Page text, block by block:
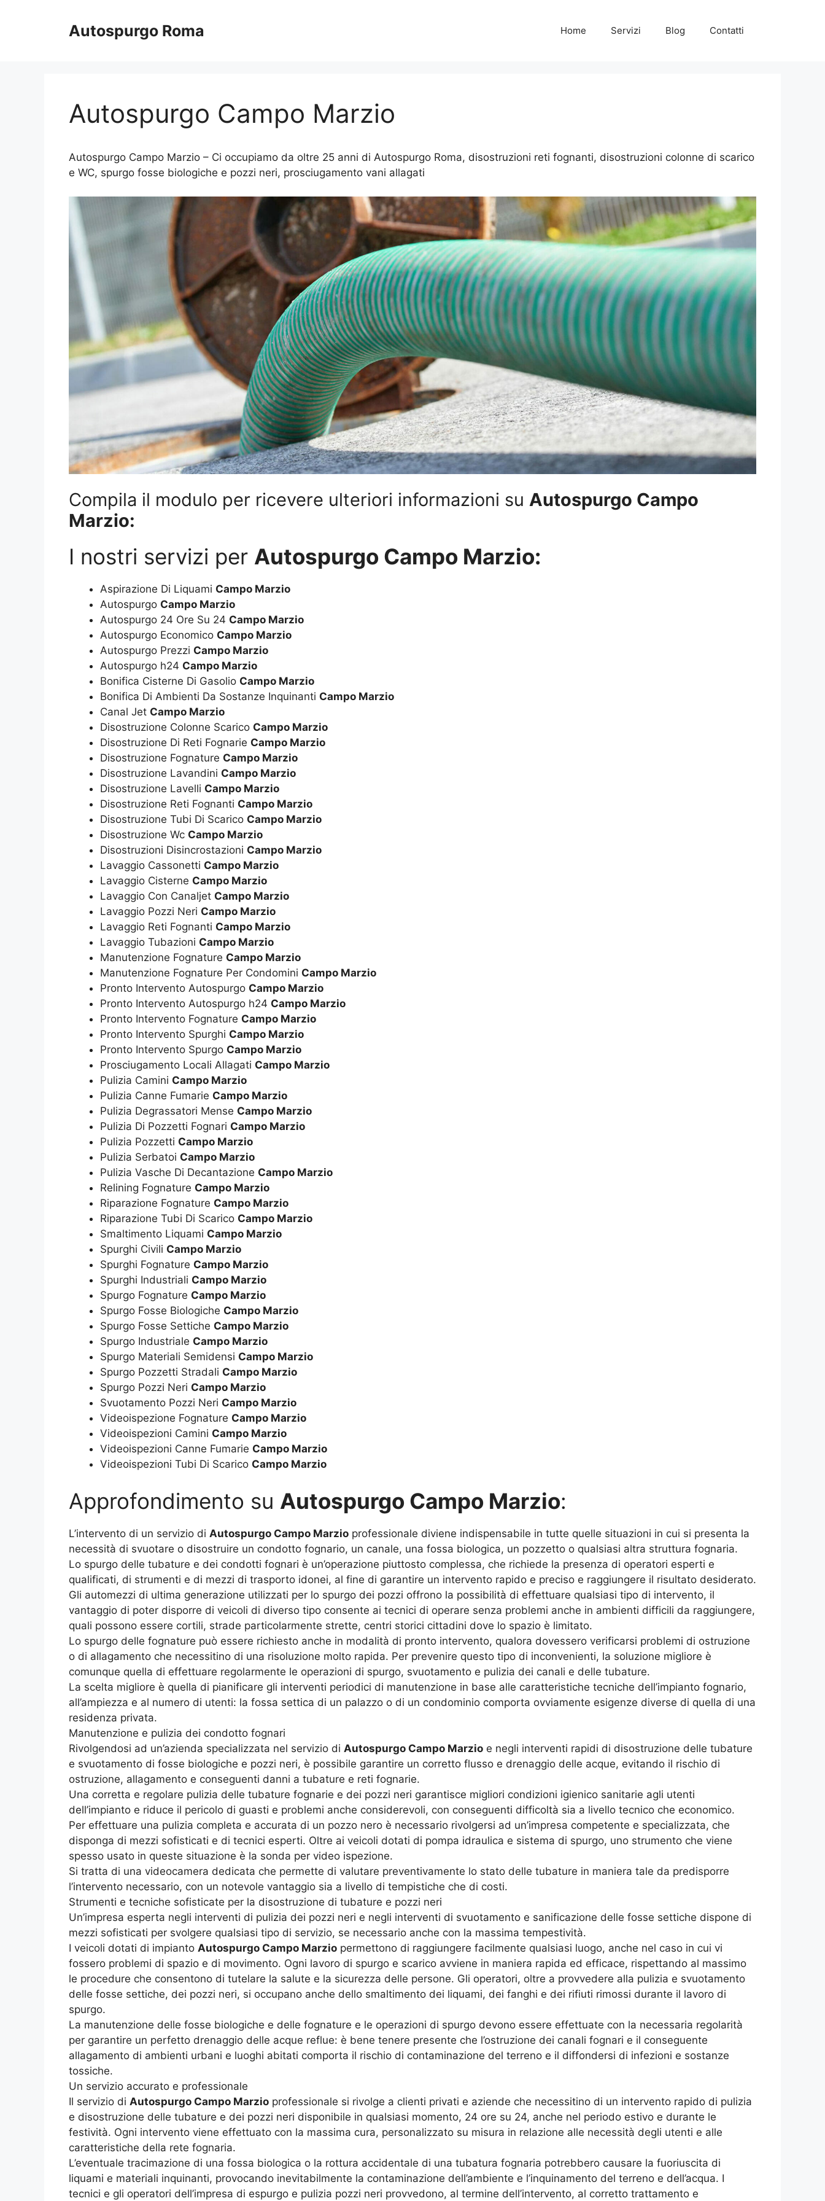
Autospurgo Roma Home Servizi Blog Contatti
Autospurgo Campo Marzio
Autospurgo Campo Marzio – Ci occupiamo da oltre 25 anni di Autospurgo Roma, disostruzioni reti fognanti, disostruzioni colonne di scarico
e WC, spurgo fosse biologiche e pozzi neri, prosciugamento vani allagati
Compila il modulo per ricevere ulteriori informazioni su Autospurgo Campo
Marzio:
I nostri servizi per Autospurgo Campo Marzio:
Aspirazione Di Liquami Campo Marzio
Autospurgo Campo Marzio
Autospurgo 24 Ore Su 24 Campo Marzio
Autospurgo Economico Campo Marzio
Autospurgo Prezzi Campo Marzio
Autospurgo h24 Campo Marzio
Bonifica Cisterne Di Gasolio Campo Marzio
Bonifica Di Ambienti Da Sostanze Inquinanti Campo Marzio
Canal Jet Campo Marzio
Disostruzione Colonne Scarico Campo Marzio
Disostruzione Di Reti Fognarie Campo Marzio
Disostruzione Fognature Campo Marzio
Disostruzione Lavandini Campo Marzio
Disostruzione Lavelli Campo Marzio
Disostruzione Reti Fognanti Campo Marzio
Disostruzione Tubi Di Scarico Campo Marzio
Disostruzione Wc Campo Marzio
Disostruzioni Disincrostazioni Campo Marzio
Lavaggio Cassonetti Campo Marzio
Lavaggio Cisterne Campo Marzio
Lavaggio Con Canaljet Campo Marzio
Lavaggio Pozzi Neri Campo Marzio
Lavaggio Reti Fognanti Campo Marzio
Lavaggio Tubazioni Campo Marzio
Manutenzione Fognature Campo Marzio
Manutenzione Fognature Per Condomini Campo Marzio
Pronto Intervento Autospurgo Campo Marzio
Pronto Intervento Autospurgo h24 Campo Marzio
Pronto Intervento Fognature Campo Marzio
Pronto Intervento Spurghi Campo Marzio
Pronto Intervento Spurgo Campo Marzio
Prosciugamento Locali Allagati Campo Marzio
Pulizia Camini Campo Marzio
Pulizia Canne Fumarie Campo Marzio
Pulizia Degrassatori Mense Campo Marzio
Pulizia Di Pozzetti Fognari Campo Marzio
Pulizia Pozzetti Campo Marzio
Pulizia Serbatoi Campo Marzio
Pulizia Vasche Di Decantazione Campo Marzio
Relining Fognature Campo Marzio
Riparazione Fognature Campo Marzio
Riparazione Tubi Di Scarico Campo Marzio
Smaltimento Liquami Campo Marzio
Spurghi Civili Campo Marzio
Spurghi Fognature Campo Marzio
Spurghi Industriali Campo Marzio
Spurgo Fognature Campo Marzio
Spurgo Fosse Biologiche Campo Marzio
Spurgo Fosse Settiche Campo Marzio
Spurgo Industriale Campo Marzio
Spurgo Materiali Semidensi Campo Marzio
Spurgo Pozzetti Stradali Campo Marzio
Spurgo Pozzi Neri Campo Marzio
Svuotamento Pozzi Neri Campo Marzio
Videoispezione Fognature Campo Marzio
Videoispezioni Camini Campo Marzio
Videoispezioni Canne Fumarie Campo Marzio
Videoispezioni Tubi Di Scarico Campo Marzio
Approfondimento su Autospurgo Campo Marzio:
L’intervento di un servizio di Autospurgo Campo Marzio professionale diviene indispensabile in tutte quelle situazioni in cui si presenta la
necessità di svuotare o disostruire un condotto fognario, un canale, una fossa biologica, un pozzetto o qualsiasi altra struttura fognaria.
Lo spurgo delle tubature e dei condotti fognari è un’operazione piuttosto complessa, che richiede la presenza di operatori esperti e
qualificati, di strumenti e di mezzi di trasporto idonei, al fine di garantire un intervento rapido e preciso e raggiungere il risultato desiderato.
Gli automezzi di ultima generazione utilizzati per lo spurgo dei pozzi offrono la possibilità di effettuare qualsiasi tipo di intervento, il
vantaggio di poter disporre di veicoli di diverso tipo consente ai tecnici di operare senza problemi anche in ambienti difficili da raggiungere,
quali possono essere cortili, strade particolarmente strette, centri storici cittadini dove lo spazio è limitato.
Lo spurgo delle fognature può essere richiesto anche in modalità di pronto intervento, qualora dovessero verificarsi problemi di ostruzione
o di allagamento che necessitino di una risoluzione molto rapida. Per prevenire questo tipo di inconvenienti, la soluzione migliore è
comunque quella di effettuare regolarmente le operazioni di spurgo, svuotamento e pulizia dei canali e delle tubature.
La scelta migliore è quella di pianificare gli interventi periodici di manutenzione in base alle caratteristiche tecniche dell’impianto fognario,
all’ampiezza e al numero di utenti: la fossa settica di un palazzo o di un condominio comporta ovviamente esigenze diverse di quella di una
residenza privata.
Manutenzione e pulizia dei condotto fognari
Rivolgendosi ad un’azienda specializzata nel servizio di Autospurgo Campo Marzio e negli interventi rapidi di disostruzione delle tubature
e svuotamento di fosse biologiche e pozzi neri, è possibile garantire un corretto flusso e drenaggio delle acque, evitando il rischio di
ostruzione, allagamento e conseguenti danni a tubature e reti fognarie.
Una corretta e regolare pulizia delle tubature fognarie e dei pozzi neri garantisce migliori condizioni igienico sanitarie agli utenti
dell’impianto e riduce il pericolo di guasti e problemi anche considerevoli, con conseguenti difficoltà sia a livello tecnico che economico.
Per effettuare una pulizia completa e accurata di un pozzo nero è necessario rivolgersi ad un’impresa competente e specializzata, che
disponga di mezzi sofisticati e di tecnici esperti. Oltre ai veicoli dotati di pompa idraulica e sistema di spurgo, uno strumento che viene
spesso usato in queste situazione è la sonda per video ispezione.
Si tratta di una videocamera dedicata che permette di valutare preventivamente lo stato delle tubature in maniera tale da predisporre
l’intervento necessario, con un notevole vantaggio sia a livello di tempistiche che di costi.
Strumenti e tecniche sofisticate per la disostruzione di tubature e pozzi neri
Un’impresa esperta negli interventi di pulizia dei pozzi neri e negli interventi di svuotamento e sanificazione delle fosse settiche dispone di
mezzi sofisticati per svolgere qualsiasi tipo di servizio, se necessario anche con la massima tempestività.
I veicoli dotati di impianto Autospurgo Campo Marzio permettono di raggiungere facilmente qualsiasi luogo, anche nel caso in cui vi
fossero problemi di spazio e di movimento. Ogni lavoro di spurgo e scarico avviene in maniera rapida ed efficace, rispettando al massimo
le procedure che consentono di tutelare la salute e la sicurezza delle persone. Gli operatori, oltre a provvedere alla pulizia e svuotamento
delle fosse settiche, dei pozzi neri, si occupano anche dello smaltimento dei liquami, dei fanghi e dei rifiuti rimossi durante il lavoro di
spurgo.
La manutenzione delle fosse biologiche e delle fognature e le operazioni di spurgo devono essere effettuate con la necessaria regolarità
per garantire un perfetto drenaggio delle acque reflue: è bene tenere presente che l’ostruzione dei canali fognari e il conseguente
allagamento di ambienti urbani e luoghi abitati comporta il rischio di contaminazione del terreno e il diffondersi di infezioni e sostanze
tossiche.
Un servizio accurato e professionale
Il servizio di Autospurgo Campo Marzio professionale si rivolge a clienti privati e aziende che necessitino di un intervento rapido di pulizia
e disostruzione delle tubature e dei pozzi neri disponibile in qualsiasi momento, 24 ore su 24, anche nel periodo estivo e durante le
festività. Ogni intervento viene effettuato con la massima cura, personalizzato su misura in relazione alle necessità degli utenti e alle
caratteristiche della rete fognaria.
L’eventuale tracimazione di una fossa biologica o la rottura accidentale di una tubatura fognaria potrebbero causare la fuoriuscita di
liquami e materiali inquinanti, provocando inevitabilmente la contaminazione dell’ambiente e l’inquinamento del terreno e dell’acqua. I
tecnici e gli operatori dell’impresa di espurgo e pulizia pozzi neri provvedono, al termine dell’intervento, al corretto trattamento e